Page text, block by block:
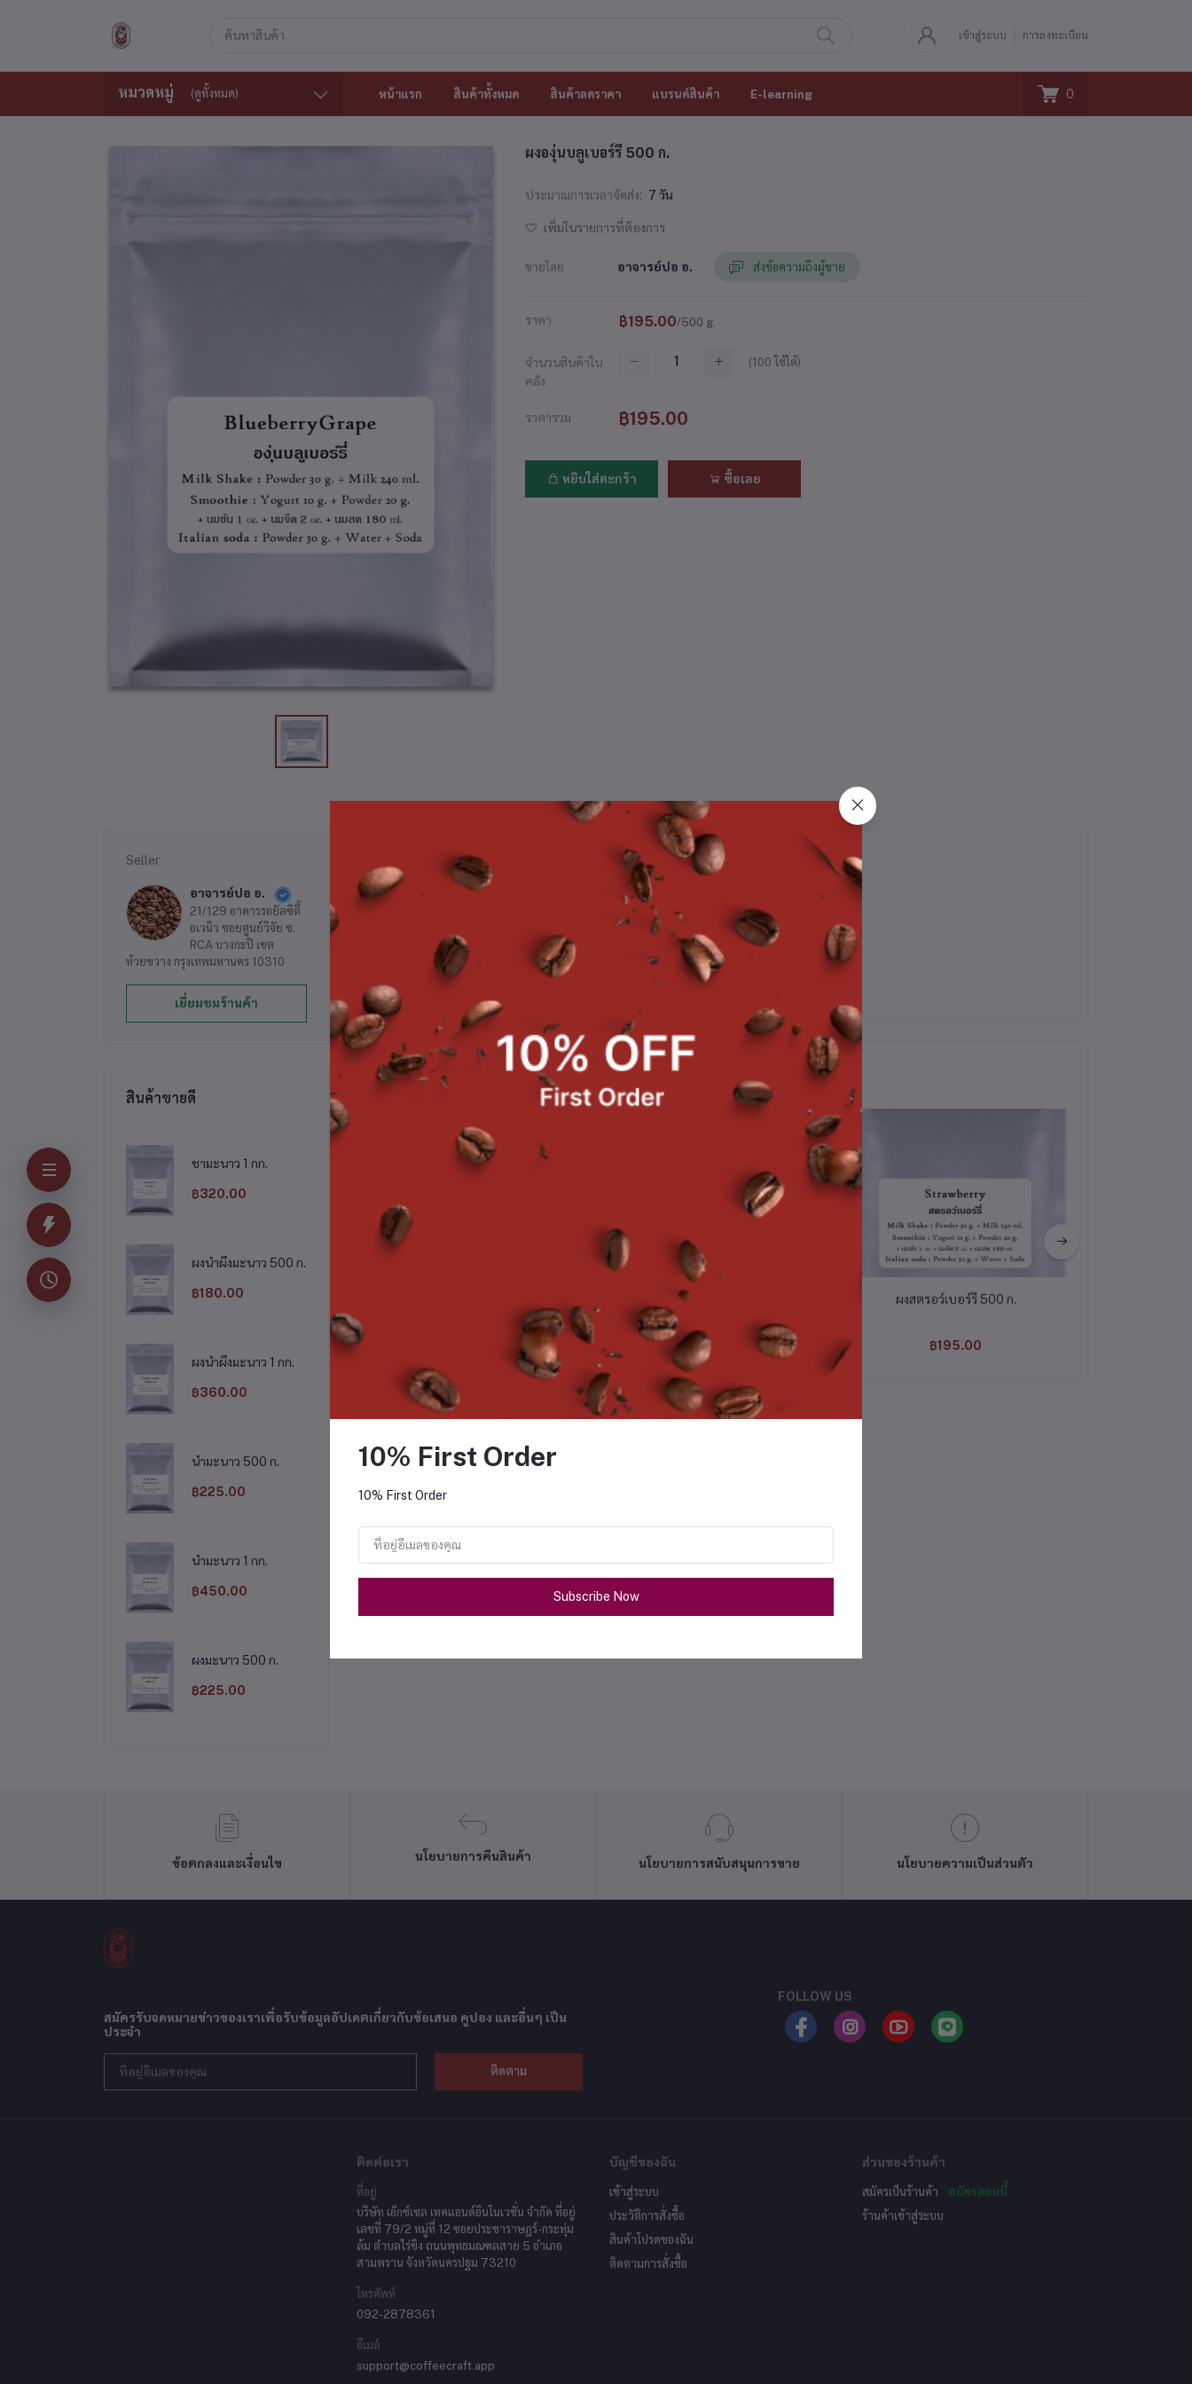
เข้าสู่ระบบ การลงทะเบียน
หมวดหมู่ (ดูทั้งหมด) หน้าแรก สินค้าทั้งหมด สินค้าลดราคา แบรนด์สินค้า E-learning 0
ผงองุ่นบลูเบอร์รี 500 ก.
ประมาณการเวลาจัดส่ง: 7 วัน
เพิ่มในรายการที่ต้องการ
ขายโดย อาจารย์ปอ อ. ส่งข้อความถึงผู้ขาย
ราคา ฿195.00/500 g.
จำนวนสินค้าใน
คลัง
(100 ใช้ได้)
ราคารวม ฿195.00
หยิบใส่ตะกร้า ซื้อเลย
Seller
อาจารย์ปอ อ.
21/129 อาคารรอยัลซิตี้
อเวนิว ซอยศูนย์วิจัย ซ.
RCA บางกะปิ เขต
ห้วยขวาง กรุงเทพมหานคร 10310
เยี่ยมชมร้านค้า
สินค้าขายดี
ชามะนาว 1 กก.
฿320.00
ผงน้ำผึ้งมะนาว 500 ก.
฿180.00
ผงน้ำผึ้งมะนาว 1 กก.
฿360.00
น้ำมะนาว 500 ก.
฿225.00
น้ำมะนาว 1 กก.
฿450.00
ผงมะนาว 500 ก.
฿225.00
รายละเอียดสินค้า
ผงองุ่นบลูเบอร์รี ขนาด 500 ก.
สินค้าที่ซื้อบ่อย
HOLLAND 500 ก. ใบชาเขียว 500 ก. ชามะนาว 500 ก.
฿160.00
ผงสตรอว์เบอร์รี่ 500 ก.
฿195.00
ข้อตกลงและเงื่อนไข
นโยบายการคืนสินค้า
นโยบายการสนับสนุนการขาย นโยบายความเป็นส่วนตัว
สมัครรับจดหมายข่าวของเราเพื่อรับข้อมูลอัปเดตเกี่ยวกับข้อเสนอ คูปอง และอื่นๆ เป็น
ประจำ
ติดตาม
FOLLOW US
ติดต่อเรา
ที่อยู่
บริษัท เอ็กซ์เซล เทคแอนด์อินโนเวชั่น จำกัด ที่อยู่
เลขที่ 79/2 หมู่ที่ 12 ซอยประชาราษฎร์-กระทุ่ม
ล้ม ตำบลไร่ขิง ถนนพุทธมณฑลสาย 5 อำเภอ
สามพราน จังหวัดนครปฐม 73210
โทรศัพท์
092-2878361
อีเมล์
support@coffeecraft.app
บัญชีของฉัน
เข้าสู่ระบบ
ประวัติการสั่งซื้อ
สินค้าโปรดของฉัน
ติดตามการสั่งซื้อ
ส่วนของร้านค้า
สมัครเป็นร้านค้า
สมัครตอนนี้
ร้านค้าเข้าสู่ระบบ
10% First Order
10% First Order
Subscribe Now